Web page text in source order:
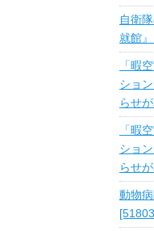
自衛
就館
「暇
ショ
らせ
「暇
ショ
らせ
動物